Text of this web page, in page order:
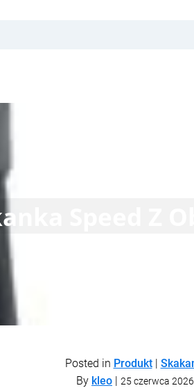
Speed Z
Posted in Produkt|
By kleo | 25 czerwca 2026